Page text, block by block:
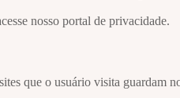
nosso portal de privacidade.
que o usuário visita guardam